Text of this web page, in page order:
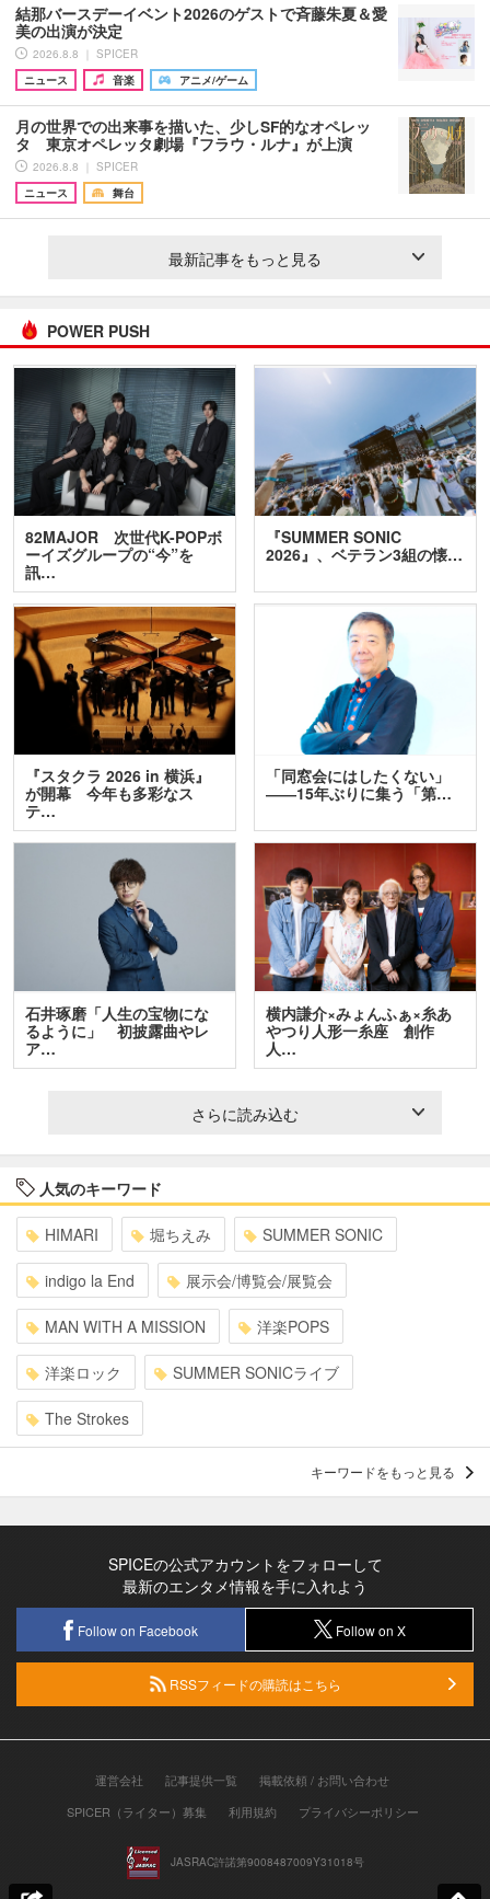
結那バースデーイベント2026のゲストで斉藤朱夏＆愛
美の出演が決定
2026.8.8 ｜ SPICER
ニュース
音楽 アニメ/ゲーム
月の世界での出来事を描いた、少しSF的なオペレッ
タ 東京オペレッタ劇場『フラウ・ルナ』が上演
2026.8.8 ｜ SPICER
ニュース
舞台
最新記事をもっと見る
POWER PUSH
82MAJOR 次世代K-POPボ
ーイズグループの“今”を
訊…
『SUMMER SONIC
2026』、ベテラン3組の懐…
『スタクラ 2026 in 横浜』
が開幕 今年も多彩なス
テ…
「同窓会にはしたくない」
――15年ぶりに集う「第…
石井琢磨「人生の宝物にな
るように」 初披露曲やレ
ア…
横内謙介×みょんふぁ×糸あ
やつり人形一糸座 創作
人…
さらに読み込む
人気のキーワード
HIMARI 堀ちえみ SUMMER SONIC
indigo la End 展示会/博覧会/展覧会
MAN WITH A MISSION 洋楽POPS
洋楽ロック SUMMER SONICライブ
The Strokes
キーワードをもっと見る
SPICEの公式アカウントをフォローして
最新のエンタメ情報を手に入れよう
Follow on Facebook Follow on X
RSSフィードの購読はこちら
運営会社 記事提供一覧
掲載依頼 / お問い合わせ
SPICER（ライター）募集
利用規約 プライバシーポリシー
JASRAC許諾第9008487009Y31018号